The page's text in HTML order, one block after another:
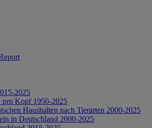
2025
pro Kopf 1950-2025
Haushalten nach Tierarten 2000-2025
in Deutschland 2000-2025